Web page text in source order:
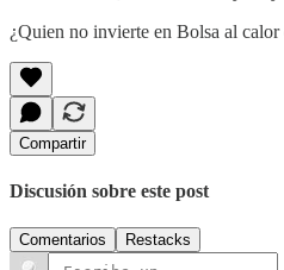
¿Quien no invierte en Bolsa al calor
Compartir
Discusión sobre este post
Comentarios Restacks